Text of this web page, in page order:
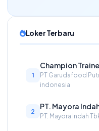
Loker Terbaru
1
Champion
PT Garudafood
indonesia
2
PT. Mayora
PT. Mayora Indah